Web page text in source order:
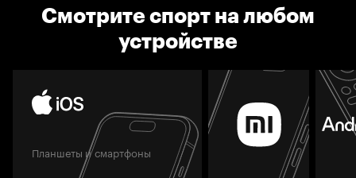
Смотрите спорт на любом
устройстве
Планшеты и смартфоны